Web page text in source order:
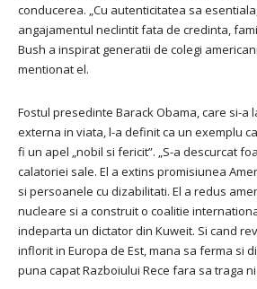
conducerea. „Cu autenticitatea sa
angajamentul neclintit fata de credinta,
Bush a inspirat generatii de colegi
mentionat el.
Fostul presedinte Barack Obama, care si-a
externa in viata, l-a definit ca un exemplu
fi un apel „nobil si fericit”. „S-a descurcat
calatoriei sale. El a extins promisiunea
si persoanele cu dizabilitati. El a redus
nucleare si a construit o coalitie
indeparta un dictator din Kuweit. Si cand
inflorit in Europa de Est, mana sa ferma si
puna capat Razboiului Rece fara sa traga